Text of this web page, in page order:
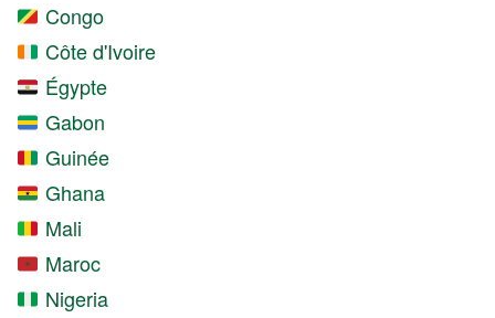
Congo
Côte d'Ivoire
Égypte
Gabon
Guinée
Ghana
Mali
Maroc
Nigeria